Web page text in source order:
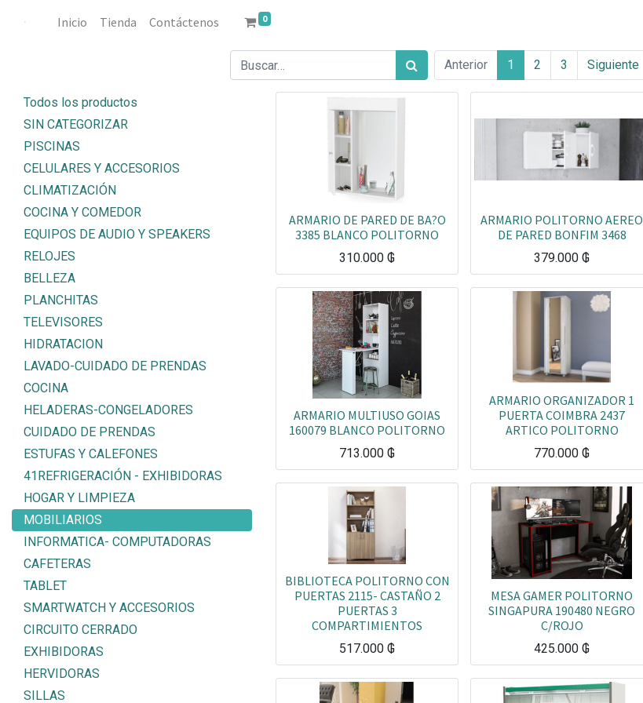
Inicio Tienda Contáctenos 0
Anterior 1 2 3 Siguiente
Todos los productos
SIN CATEGORIZAR
PISCINAS
CELULARES Y ACCESORIOS
CLIMATIZACIÓN
COCINA Y COMEDOR
EQUIPOS DE AUDIO Y SPEAKERS
RELOJES
BELLEZA
PLANCHITAS
TELEVISORES
HIDRATACION
LAVADO-CUIDADO DE PRENDAS
COCINA
HELADERAS-CONGELADORES
CUIDADO DE PRENDAS
ESTUFAS Y CALEFONES
41REFRIGERACIÓN - EXHIBIDORAS
HOGAR Y LIMPIEZA
MOBILIARIOS
INFORMATICA- COMPUTADORAS
CAFETERAS
TABLET
SMARTWATCH Y ACCESORIOS
CIRCUITO CERRADO
EXHIBIDORAS
HERVIDORAS
SILLAS
ARMARIO DE PARED DE BA?O
3385 BLANCO POLITORNO
310.000 ₲
ARMARIO POLITORNO AEREO
DE PARED BONFIM 3468
379.000 ₲
ARMARIO MULTIUSO GOIAS
160079 BLANCO POLITORNO
713.000 ₲
ARMARIO ORGANIZADOR 1
PUERTA COIMBRA 2437
ARTICO POLITORNO
770.000 ₲
BIBLIOTECA POLITORNO CON
PUERTAS 2115- CASTAÑO 2
PUERTAS 3
COMPARTIMIENTOS
517.000 ₲
MESA GAMER POLITORNO
SINGAPURA 190480 NEGRO
C/ROJO
425.000 ₲